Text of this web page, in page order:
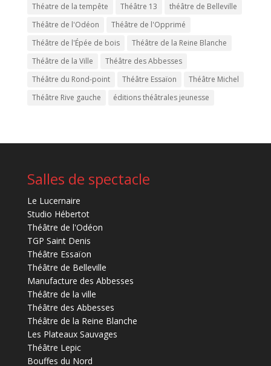
Théatre de la tempête Théâtre 13
théâtre de Belleville
Théâtre de l'Odéon
Théâtre de l'Opprimé
Théâtre de l'Épée de bois
Théâtre de la Reine Blanche
Théâtre de la Ville
Théâtre des Abbesses
Théâtre du Rond-point
Théâtre Essaïon
Théâtre Michel
Théâtre Rive gauche
éditions théâtrales jeunesse
Salles de spectacle
Le Lucernaire
Studio Hébertot
Théâtre de l'Odéon
TGP Saint Denis
Théâtre Essaïon
Théâtre de Belleville
Manufacture des Abbesses
Théâtre de la ville
Théâtre des Abbesses
Théâtre de la Reine Blanche
Les Plateaux Sauvages
Théâtre Lepic
Bouffes du Nord